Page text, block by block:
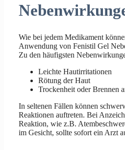
Wie bei jedem Medikament
Anwendung von Fenistil Gel
Zu den häufigsten
Leichte Hautirritationen
Rötung der Haut
Trockenheit oder Brennen
In seltenen Fällen können
Reaktionen auftreten. Bei
Reaktion, wie z.B.
im Gesicht, sollte sofort ein Arzt